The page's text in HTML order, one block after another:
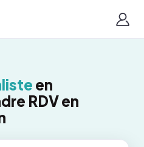
en
RDV en